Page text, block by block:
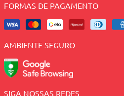
FORMAS DE PAGAMENTO
AMBIENTE SEGURO
SIGA NOSSAS REDES